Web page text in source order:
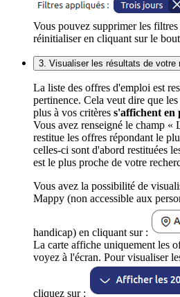
Vous pouvez supprimer les
réinitialiser en cliquant sur le
3. Visualiser les résultats de votre
La liste des offres d'emploi est
pertinence. Cela veut dire que
plus à vos critères s'affichent en
Vous avez renseigné le champ «
restitue les offres répondant le
celles-ci sont d'abord restituées
est le plus proche de votre
Vous avez la possibilité de
Mappy (non accessible aux
handicap) en cliquant sur :
La carte affiche uniquement les
voyez à l'écran. Pour visualiser
cliquez sur :